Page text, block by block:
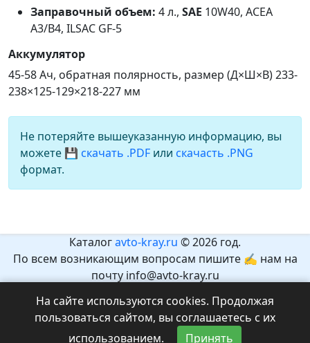
Заправочный объем: 4 л., SAE 10W40, ACEA
A3/B4, ILSAC GF-5
Аккумулятор
45-58 Ач, обратная полярность, размер (Д×Ш×В) 233-
238×125-129×218-227 мм
Не потеряйте вышеуказанную информацию, вы
можете 💾 скачать .PDF или скачасть .PNG
формат.
Каталогavto-kray.ru © 2026 год.
По всем возникающим вопросам пишите ✍ нам на
почту info@avto-kray.ru
которая может причинить вред здоровью и развитию
детей.
На сайте используются cookies. Продолжая
пользоваться сайтом, вы соглашаетесь с их
использованием.
Принять